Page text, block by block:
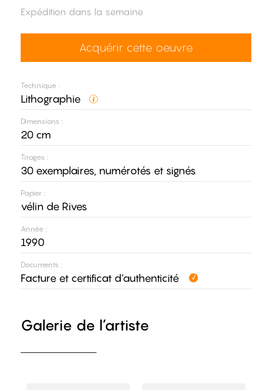
Technique :
Lithographie
Dimensions :
20 cm
Tirages :
30 exemplaires, numérotés et signés
Papier :
vélin de Rives
Année :
1990
Documents :
Facture et certificat d’authenticité
Expédition dans la semaine
Acquérir cette oeuvre
Galerie de l’artiste